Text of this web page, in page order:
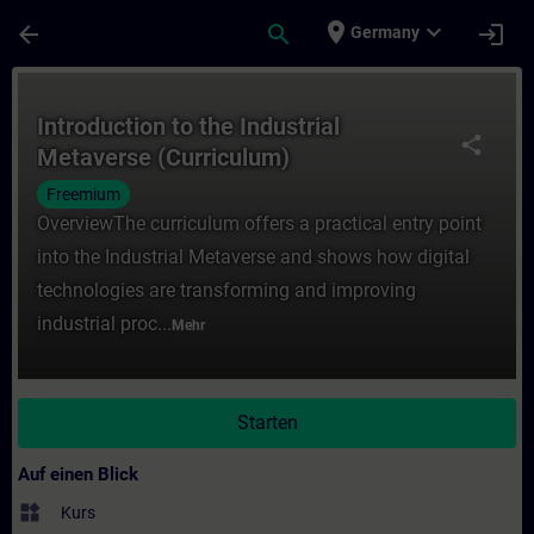
arrow_back search place Germany expand_more login
share
Introduction to the Industrial
Metaverse (Curriculum)
Freemium
OverviewThe curriculum offers a practical entry point
into the Industrial Metaverse and shows how digital
technologies are transforming and improving
industrial proc... Mehr
Starten
Auf einen Blick
widgets Kurs